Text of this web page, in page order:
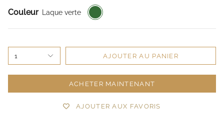
Couleur Laque verte
Laque
verte
1 AJOUTER AU PANIER
ACHETER MAINTENANT
AJOUTER AUX FAVORIS